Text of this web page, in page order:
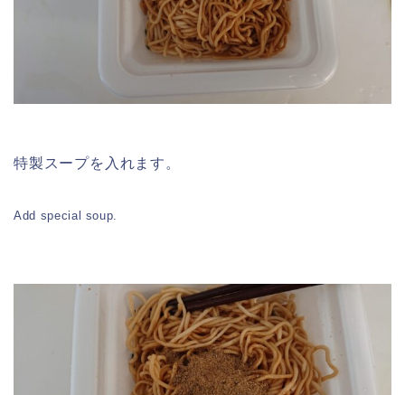
特製スープを入れます。
Add special soup.